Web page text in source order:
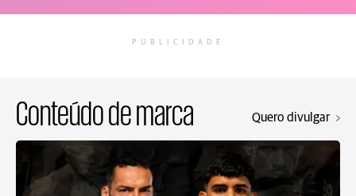
PUBLICIDADE
Conteúdo de marca Quero divulgar